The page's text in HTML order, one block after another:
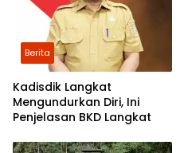
Berita
Kadisdik Langkat
Mengundurkan Diri, Ini
Penjelasan BKD Langkat